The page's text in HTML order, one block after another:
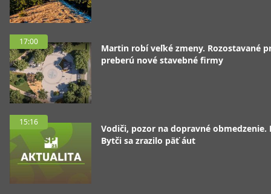
17:00
Martin robí veľké zmeny. Rozostavané
preberú nové stavebné firmy
15:16
Vodiči, pozor na dopravné obmedzenie.
Bytči sa zrazilo päť áut